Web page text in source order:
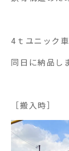
4ｔユニック
同日に納品し
［搬入時］